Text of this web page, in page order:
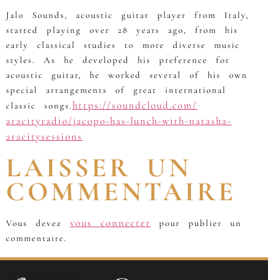
Jalo Sounds, acoustic guitar player from Italy,
started playing over 28 years ago, from his
early classical studies to more diverse music
styles. As he developed his preference for
acoustic guitar, he worked several of his own
special arrangements of great international
classic songs. https://soundcloud.com/
aracityradio/jacopo-has-lunch-with-natasha-
aracitysessions
LAISSER UN
COMMENTAIRE
Vous devez vous connecter
pour publier un
commentaire.